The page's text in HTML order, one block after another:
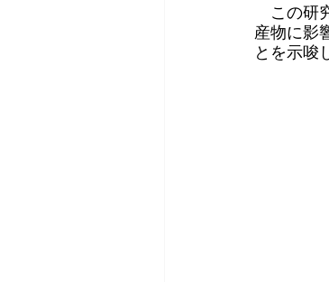
この研
産物に影
とを示唆